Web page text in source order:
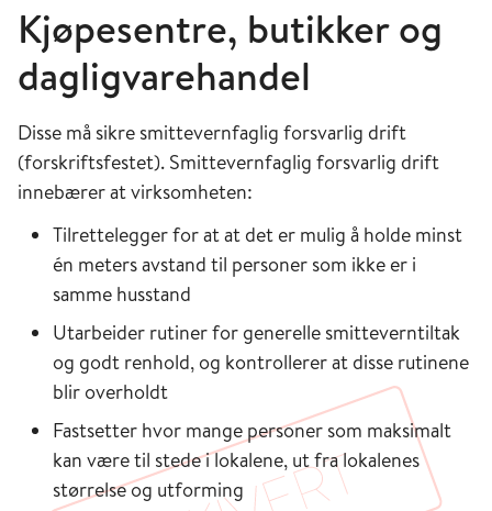
Kjøpesentre, butikker og
dagligvarehandel
Disse må sikre smittevernfaglig forsvarlig drift
(forskriftsfestet). Smittevernfaglig forsvarlig drift
innebærer at virksomheten:
Tilrettelegger for at at det er mulig å holde minst
én meters avstand til personer som ikke er i
samme husstand
Utarbeider rutiner for generelle smitteverntiltak
og godt renhold, og kontrollerer at disse rutinene
blir overholdt
Fastsetter hvor mange personer som maksimalt
kan være til stede i lokalene, ut fra lokalenes
størrelse og utforming